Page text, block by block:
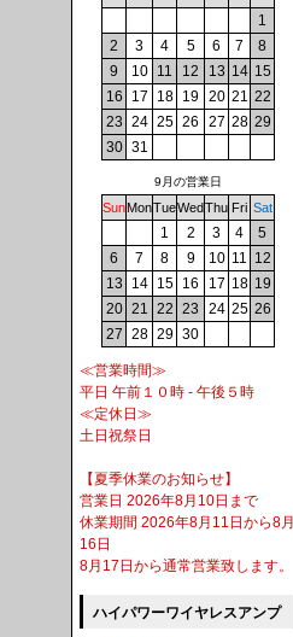
1
2
3 4 5 6 7
8
9
10 11 12 13 14 15
16
17 18 19 20 21 22
23 24 25 26 27 28 29
30 31
9月の営業日
SunMonTueWedThu Fri Sat
1 2 3 4
5
6
7 8 9 10 11 12
13
14 15 16 17 18 19
20 21 22 23 24 25 26
27 28 29 30
≪営業時間≫
平日 午前１０時 - 午後５時
≪定休日≫
土日祝祭日
【夏季休業のお知らせ】
営業日 2026年8月10日まで
休業期間 2026年8月11日から8月
16日
8月17日から通常営業致します。
ハイパワーワイヤレスアンプ